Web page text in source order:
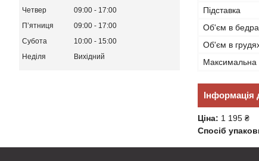
Підставка
Об'єм в
Об'єм в
Максимальна
Інформація
Ціна: 1 195 ₴
Спосіб
Четвер
09:00
17:00
Пʼятниця
09:00
17:00
Субота
10:00
15:00
Неділя
Вихідний